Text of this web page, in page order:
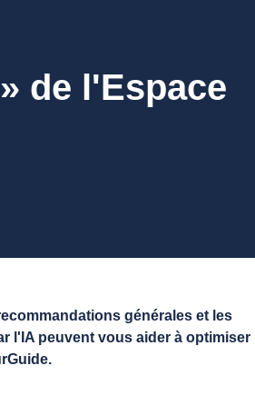
de l'Espace
générales et les
l'IA peuvent vous aider à optimiser